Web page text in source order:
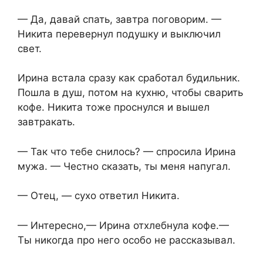
— Да, давай спать, завтра поговорим. —
Никита перевернул подушку и выключил
свет.
Ирина встала сразу как сработал будильник.
Пошла в душ, потом на кухню, чтобы сварить
кофе. Никита тоже проснулся и вышел
завтракать.
— Так что тебе снилось? — спросила Ирина
мужа. — Честно сказать, ты меня напугал.
— Отец, — сухо ответил Никита.
— Интересно,— Ирина отхлебнула кофе.—
Ты никогда про него особо не рассказывал.